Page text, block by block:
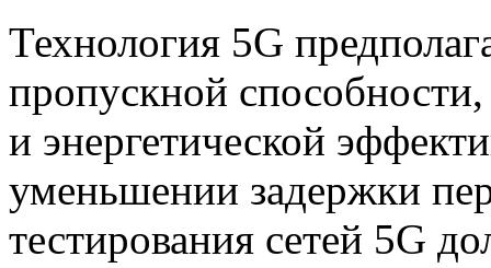
Технология 5G
пропускной
и энергетической
уменьшении задержки
тестирования сетей 5G